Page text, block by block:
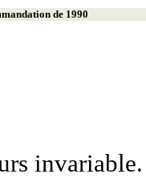
de 1990
invariable.